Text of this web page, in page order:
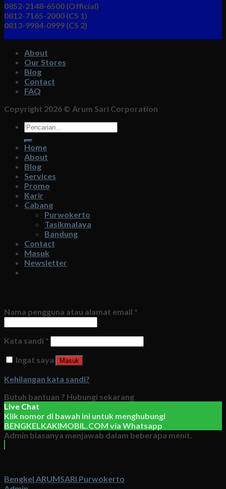
0852-2148-6500 (Official)
0812-7165-2000 (CS 1)
0813-9984-0999 (CS 2)
About
Our Stores
Blog
Contact
FAQ
Copyright 2026 © Arum Sari Corporation
Pencarian
untuk:
Home
About
Blog
Services
Promo
Karir
Cabang
Purwokerto
Tasikmalaya
Bandung
Contact
Masuk
Newsletter
Nama pengguna atau alamat email *
Kata sandi *
Ingat saya
Masuk
Kehilangan kata sandi?
Butuh bantuan ? Hubungi sekarang
Live Chat
Klik nomor di bawah ini untuk menghubungi
BENGKELKAKIMOBIL.COM via Whatsapp
Admin biasanya menjawab dalam beberapa menit.
Bengkel ARUMSARI Purwokerto